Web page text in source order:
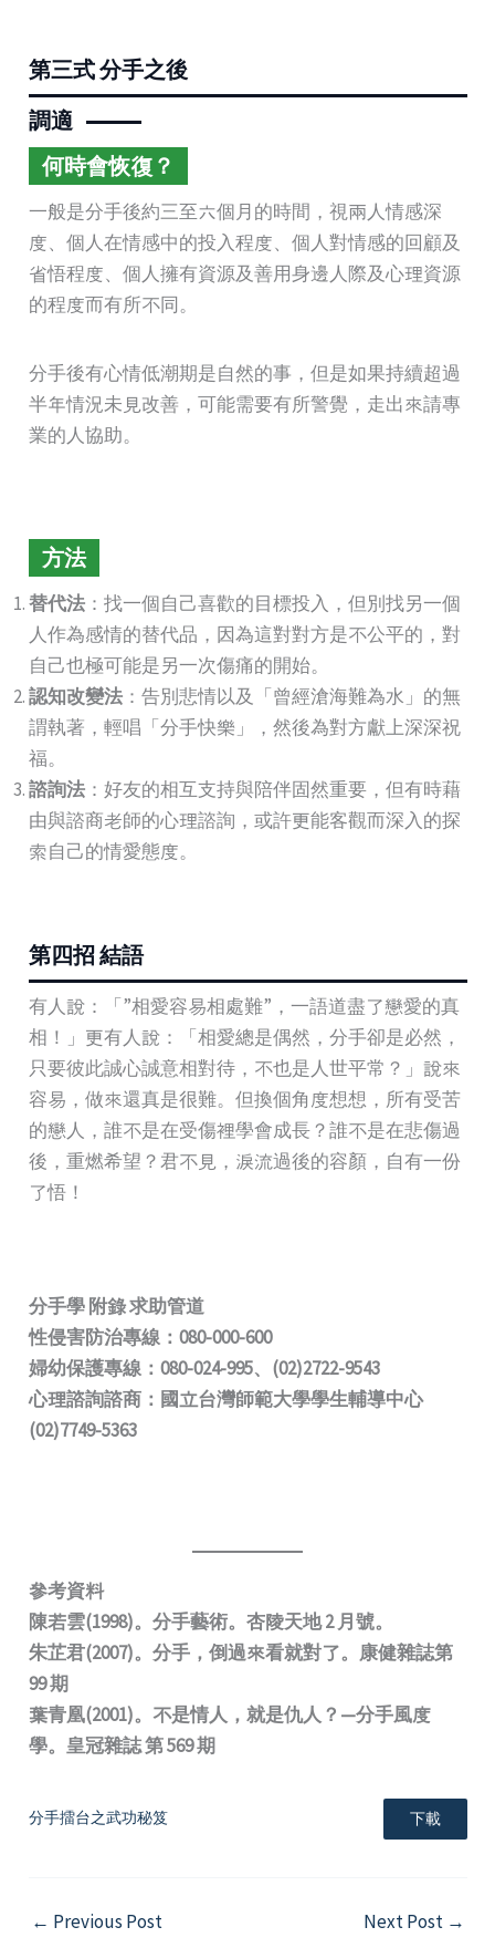
第三式 分手之後
調適
何時會恢復？
一般是分手後約三至六個月的時間，視兩人情感深
度、個人在情感中的投入程度、個人對情感的回顧及
省悟程度、個人擁有資源及善用身邊人際及心理資源
的程度而有所不同。
分手後有心情低潮期是自然的事，但是如果持續超過
半年情況未見改善，可能需要有所警覺，走出來請專
業的人協助。
方法
替代法：找一個自己喜歡的目標投入，但別找另一個
人作為感情的替代品，因為這對對方是不公平的，對
自己也極可能是另一次傷痛的開始。
認知改變法：告別悲情以及「曾經滄海難為水」的無
謂執著，輕唱「分手快樂」，然後為對方獻上深深祝
福。
諮詢法：好友的相互支持與陪伴固然重要，但有時藉
由與諮商老師的心理諮詢，或許更能客觀而深入的探
索自己的情愛態度。
第四招 結語
有人說：「”相愛容易相處難”，一語道盡了戀愛的真
相！」更有人說：「相愛總是偶然，分手卻是必然，
只要彼此誠心誠意相對待，不也是人世平常？」說來
容易，做來還真是很難。但換個角度想想，所有受苦
的戀人，誰不是在受傷裡學會成長？誰不是在悲傷過
後，重燃希望？君不見，淚流過後的容顏，自有一份
了悟！
分手學 附錄 求助管道
性侵害防治專線：080-000-600
婦幼保護專線：080-024-995、(02)2722-9543
心理諮詢諮商：國立台灣師範大學學生輔導中心
(02)7749-5363
參考資料
陳若雲(1998)。分手藝術。杏陵天地 2 月號。
朱芷君(2007)。分手，倒過來看就對了。康健雜誌第
99 期
葉青凰(2001)。不是情人，就是仇人？—分手風度
學。皇冠雜誌 第 569 期
分手擂台之武功秘笈 下載
← Previous Post Next Post →